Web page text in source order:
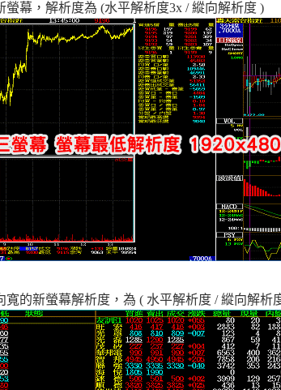
幕，解析度為 (水平解析度3x / 縱向解析度 )
的新螢幕解析度，為 ( 水平解析度 / 縱向解析